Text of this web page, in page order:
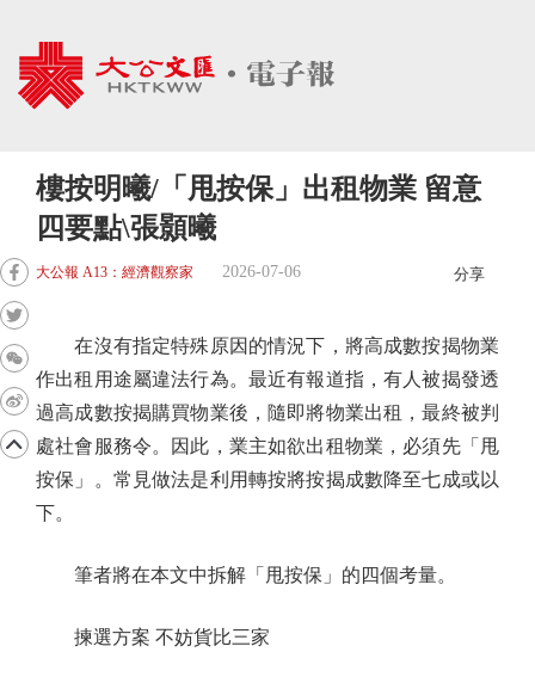
樓按明曦/「甩按保」出租物業 留意
四要點\張顥曦
大公報 A13：經濟觀察家 2026-07-06 分享
在沒有指定特殊原因的情況下，將高成數按揭物業
作出租用途屬違法行為。最近有報道指，有人被揭發透
過高成數按揭購買物業後，隨即將物業出租，最終被判
處社會服務令。因此，業主如欲出租物業，必須先「甩
按保」。常見做法是利用轉按將按揭成數降至七成或以
下。
筆者將在本文中拆解「甩按保」的四個考量。
揀選方案 不妨貨比三家